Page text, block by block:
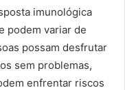
imunológica
podem variar de
possam desfrutar
sem problemas,
enfrentar riscos